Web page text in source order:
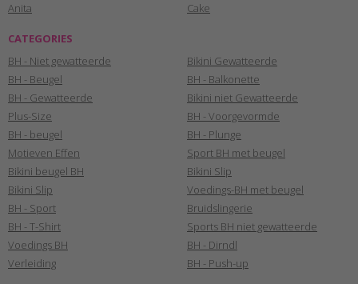
Anita
Cake
CATEGORIES
BH - Niet gewatteerde
BH - Beugel
BH - Gewatteerde
Plus-Size
BH - beugel
Motieven Effen
Bikini beugel BH
Bikini Slip
BH - Sport
BH - T-Shirt
Voedings BH
Verleiding
Bikini Gewatteerde
BH - Balkonette
Bikini niet Gewatteerde
BH - Voorgevormde
BH - Plunge
Sport BH met beugel
Bikini Slip
Voedings-BH met beugel
Bruidslingerie
Sports BH niet gewatteerde
BH - Dirndl
BH - Push-up